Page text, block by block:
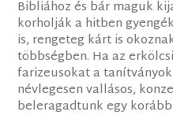
Bibliához és bár maguk
korholják a hitben
is, rengeteg kárt is
többségben. Ha az
farizeusokat a
névlegesen vallásos,
beleragadtunk egy